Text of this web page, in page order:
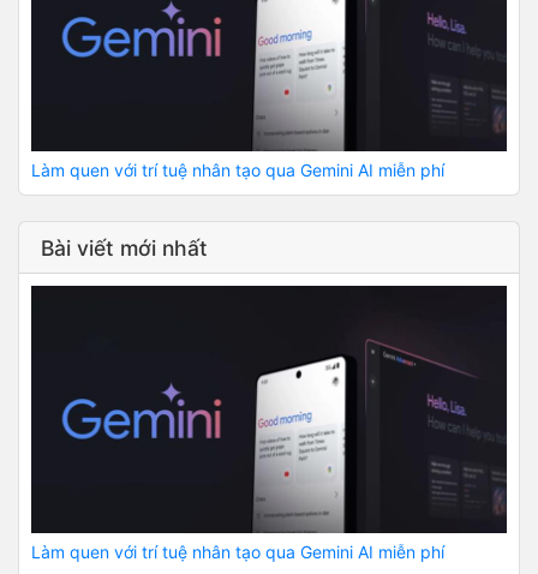
Làm quen với trí tuệ nhân tạo qua Gemini AI miễn phí
Bài viết mới nhất
Làm quen với trí tuệ nhân tạo qua Gemini AI miễn phí